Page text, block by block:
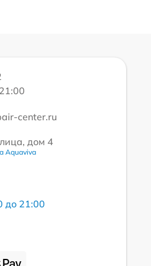
center.ru
дом 4
Aquaviva
до 21:00